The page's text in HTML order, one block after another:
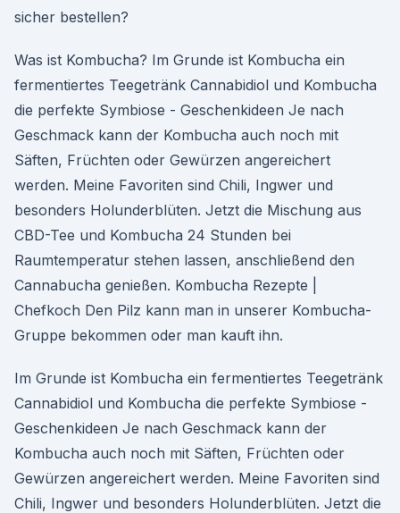
sicher bestellen?
Was ist Kombucha? Im Grunde ist Kombucha ein
fermentiertes Teegetränk Cannabidiol und Kombucha
die perfekte Symbiose - Geschenkideen Je nach
Geschmack kann der Kombucha auch noch mit
Säften, Früchten oder Gewürzen angereichert
werden. Meine Favoriten sind Chili, Ingwer und
besonders Holunderblüten. Jetzt die Mischung aus
CBD-Tee und Kombucha 24 Stunden bei
Raumtemperatur stehen lassen, anschließend den
Cannabucha genießen. Kombucha Rezepte |
Chefkoch Den Pilz kann man in unserer Kombucha-
Gruppe bekommen oder man kauft ihn.
Im Grunde ist Kombucha ein fermentiertes Teegetränk
Cannabidiol und Kombucha die perfekte Symbiose -
Geschenkideen Je nach Geschmack kann der
Kombucha auch noch mit Säften, Früchten oder
Gewürzen angereichert werden. Meine Favoriten sind
Chili, Ingwer und besonders Holunderblüten. Jetzt die